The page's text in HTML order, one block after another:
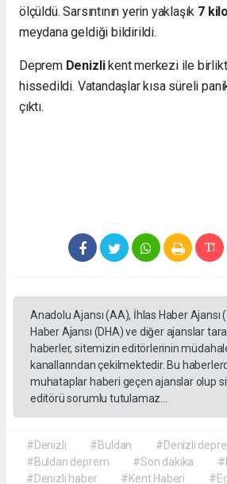
ölçüldü. Sarsıntının yerin yaklaşık 7
meydana geldiği bildirildi.
Deprem Denizlikent merkezi ile
hissedildi. Vatandaşlar kısa süreli
çıktı.
Anadolu Ajansı (AA), İhlas Haber Ajansı
Haber Ajansı (DHA) ve diğer ajanslar
haberler, sitemizin editörlerinin
kanallarından çekilmektedir. Bu
muhataplar haberi geçen ajanslar olup
editörü sorumlu tutulamaz...
#Denizli #Buldan
#Denizli
#Buldan deprem
#Son dakika
#Denizli haber
#Kent Haberi